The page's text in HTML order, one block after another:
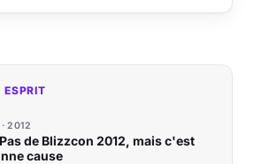
ESPRIT
2012
de Blizzcon 2012, mais c'est
cause